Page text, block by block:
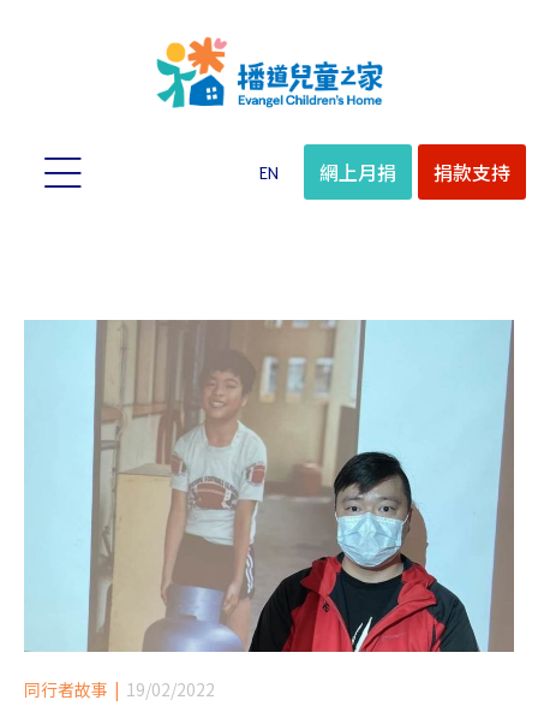
EN 網上月捐 捐款支持
同行者故事 19/02/2022